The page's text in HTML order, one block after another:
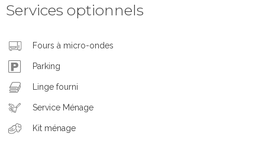
Services optionnels
Fours à micro-ondes
Parking
Linge fourni
Service Ménage
Kit ménage